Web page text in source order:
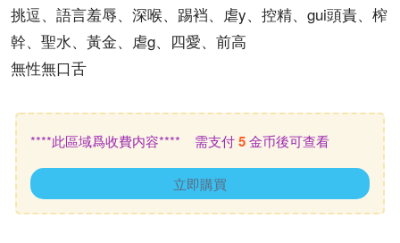
挑逗、語言羞辱、深喉、踢裆、虐y、控精、gui頭責、榨
幹、聖水、黃金、虐g、四愛、前高
無性無口舌
****此區域爲收費内容**** 需支付5金币後可查看
立即購買